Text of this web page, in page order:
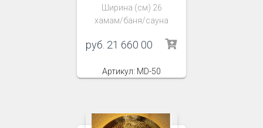
Ширина (см) 26
хамам/баня/сауна
руб. 21 660 00
Артикул: MD-50